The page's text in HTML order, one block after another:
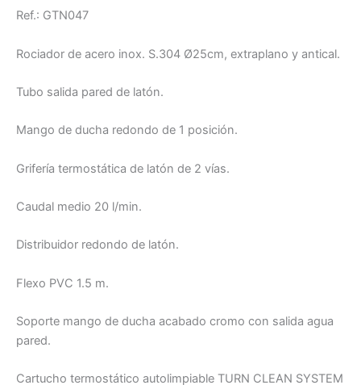
Ref.: GTN047
Rociador de acero inox. S.304 Ø25cm, extraplano y antical.
Tubo salida pared de latón.
Mango de ducha redondo de 1 posición.
Grifería termostática de latón de 2 vías.
Caudal medio 20 l/min.
Distribuidor redondo de latón.
Flexo PVC 1.5 m.
Soporte mango de ducha acabado cromo con salida agua
pared.
Cartucho termostático autolimpiable TURN CLEAN SYSTEM